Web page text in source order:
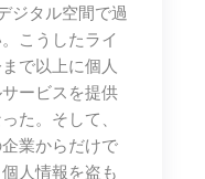
ジタル空間で過
こうしたライ
で以上に個人
ービスを提供
た。そして、
業からだけで
人情報を盗も